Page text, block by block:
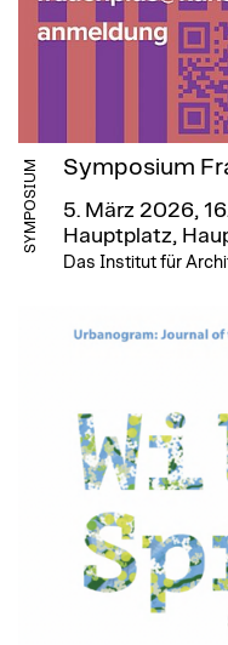
SYMPOSIUM Symposium
5. März 2026,
Hauptplatz,
Das Institut für